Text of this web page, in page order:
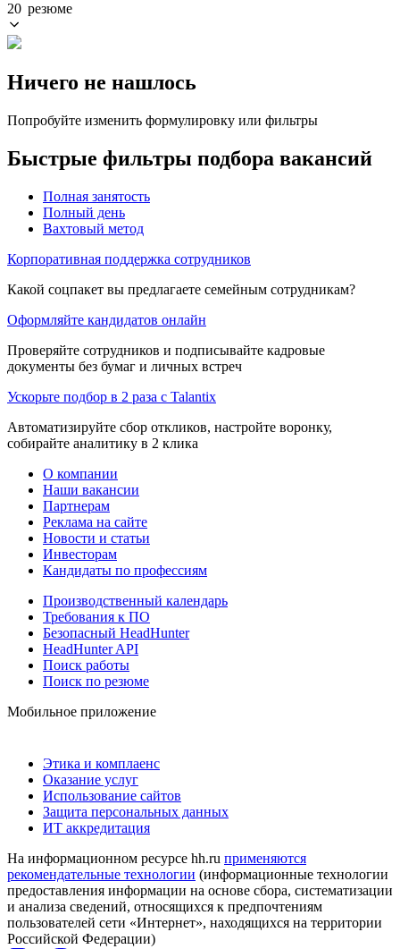
20 резюме
Ничего не нашлось
Попробуйте изменить формулировку или фильтры
Быстрые фильтры подбора вакансий
Полная занятость
Полный день
Вахтовый метод
Корпоративная поддержка сотрудников
Какой соцпакет вы предлагаете семейным сотрудникам?
Оформляйте кандидатов онлайн
Проверяйте сотрудников и подписывайте кадровые
документы без бумаг и личных встреч
Ускорьте подбор в 2 раза с Talantix
Автоматизируйте сбор откликов, настройте воронку,
собирайте аналитику в 2 клика
О компании
Наши вакансии
Партнерам
Реклама на сайте
Новости и статьи
Инвесторам
Кандидаты по профессиям
Производственный календарь
Требования к ПО
Безопасный HeadHunter
HeadHunter API
Поиск работы
Поиск по резюме
Мобильное приложение
Этика и комплаенс
Оказание услуг
Использование сайтов
Защита персональных данных
ИТ аккредитация
На информационном ресурсе hh.ru применяются
рекомендательные технологии (информационные технологии
предоставления информации на основе сбора, систематизации
и анализа сведений, относящихся к предпочтениям
пользователей сети «Интернет», находящихся на территории
Российской Федерации)